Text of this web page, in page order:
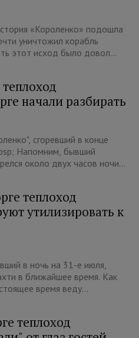
«Короленко» подошла
уничтожил корабль
этот исход было довол...
начали разбирать
сгоревший в конце
Напомним, бывший
около двух часов ночи...
теплоход
утилизировать к
в ночь на 31-е июля,
в ближайшее время. Как
время веду...
теплоход